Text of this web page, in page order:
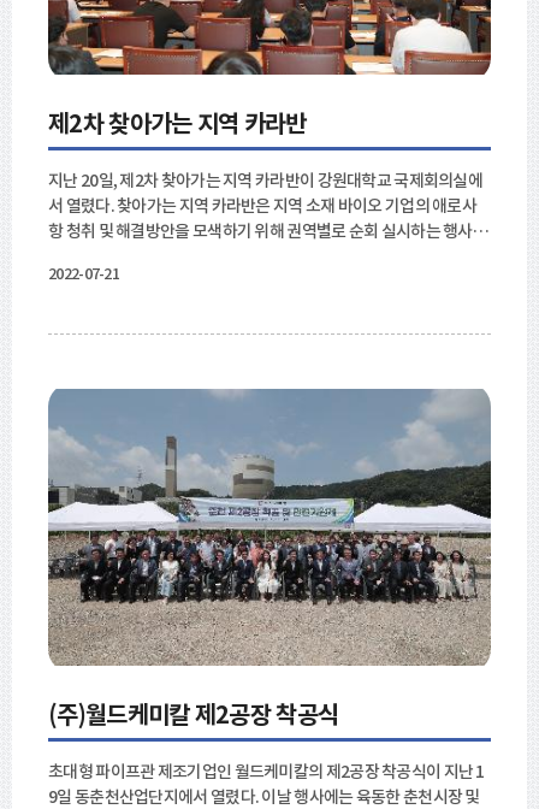
제2차 찾아가는 지역 카라반
지난 20일, 제2차 찾아가는 지역 카라반​이 강원대학교 국제회의실에
서 열렸다. 찾아가는 지역 카라반은 지역 소재 바이오 기업의 애로사
항 청취 및 해결방안을 모색하기 위해 권역별로 순회 실시하는 행사이
시장은 "중앙부처에서 지역을 직접 찾아와 목소리를 듣는 일은 매우
며 체외진단부문에서 우수성이 입증되었다. 첨단지식산업단지 조성
2022-07-21
(주)월드케미칼 제2공장 착공식
초대형 파이프관 제조기업인 월드케미칼의 제2공장 착공식이 지난 1
9일 동춘천산업단지에서 열렸다.​ 이날 행사에는 육동한 춘천시장 및